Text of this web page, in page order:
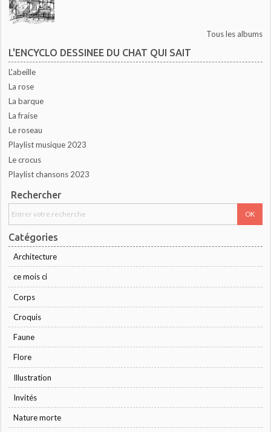
Tous les albums
L'ENCYCLO DESSINEE DU CHAT QUI SAIT
L'abeille
La rose
La barque
La fraise
Le roseau
Playlist musique 2023
Le crocus
Playlist chansons 2023
Rechercher
Catégories
Architecture
ce mois ci
Corps
Croquis
Faune
Flore
Illustration
Invités
Nature morte